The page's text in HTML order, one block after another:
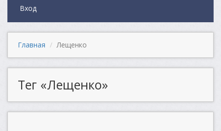
Вход
Главная Лещенко
Тег «Лещенко»